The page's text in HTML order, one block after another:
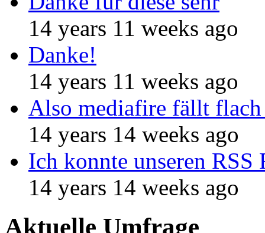
14 years 11 weeks ago
Danke!
14 years 11 weeks ago
Also mediafire fällt
14 years 14 weeks ago
Ich konnte unseren RSS
14 years 14 weeks ago
Aktuelle Umfrage